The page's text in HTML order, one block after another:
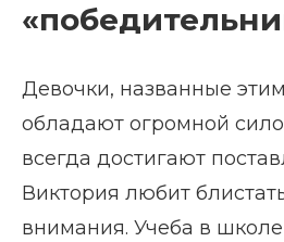
Девочки, названные
обладают огромной
всегда достигают
Виктория любит
внимания. Учеба в